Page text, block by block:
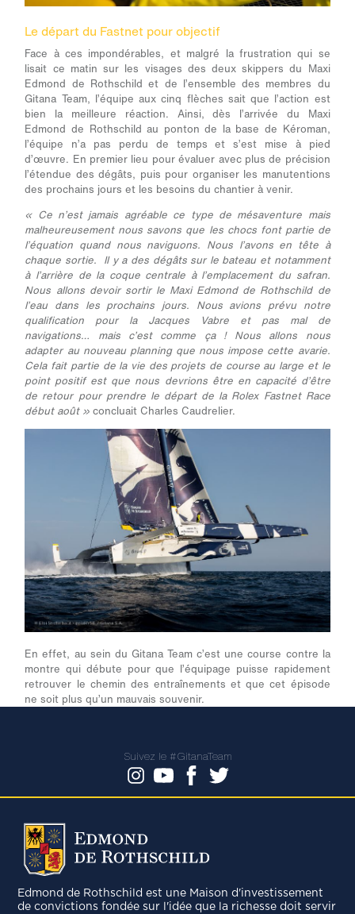
Le départ du Fastnet pour objectif
Face à ces impondérables, et malgré la frustration qui se
lisait ce matin sur les visages des deux skippers du Maxi
Edmond de Rothschild et de l’ensemble des membres du
Gitana Team, l’équipe aux cinq flèches sait que l’action est
bien la meilleure réaction. Ainsi, dès l’arrivée du Maxi
Edmond de Rothschild au ponton de la base de Kéroman,
l’équipe n’a pas perdu de temps et s’est mise à pied
d’œuvre. En premier lieu pour évaluer avec plus de précision
l’étendue des dégâts, puis pour organiser les manutentions
des prochains jours et les besoins du chantier à venir.
« Ce n’est jamais agréable ce type de mésaventure mais
malheureusement nous savons que les chocs font partie de
l’équation quand nous naviguons. Nous l’avons en tête à
chaque sortie. Il y a des dégâts sur le bateau et notamment
à l’arrière de la coque centrale à l’emplacement du safran.
Nous allons devoir sortir le Maxi Edmond de Rothschild de
l’eau dans les prochains jours. Nous avions prévu notre
qualification pour la Jacques Vabre et pas mal de
navigations… mais c’est comme ça ! Nous allons nous
adapter au nouveau planning que nous impose cette avarie.
Cela fait partie de la vie des projets de course au large et le
point positif est que nous devrions être en capacité d’être
de retour pour prendre le départ de la Rolex Fastnet Race
début août » concluait Charles Caudrelier.
En effet, au sein du Gitana Team c’est une course contre la
montre qui débute pour que l’équipage puisse rapidement
retrouver le chemin des entraînements et que cet épisode
ne soit plus qu’un mauvais souvenir.
Suivez le #GitanaTeam
Edmond de Rothschild est une Maison d'investissement
de convictions fondée sur l'idée que la richesse doit servir